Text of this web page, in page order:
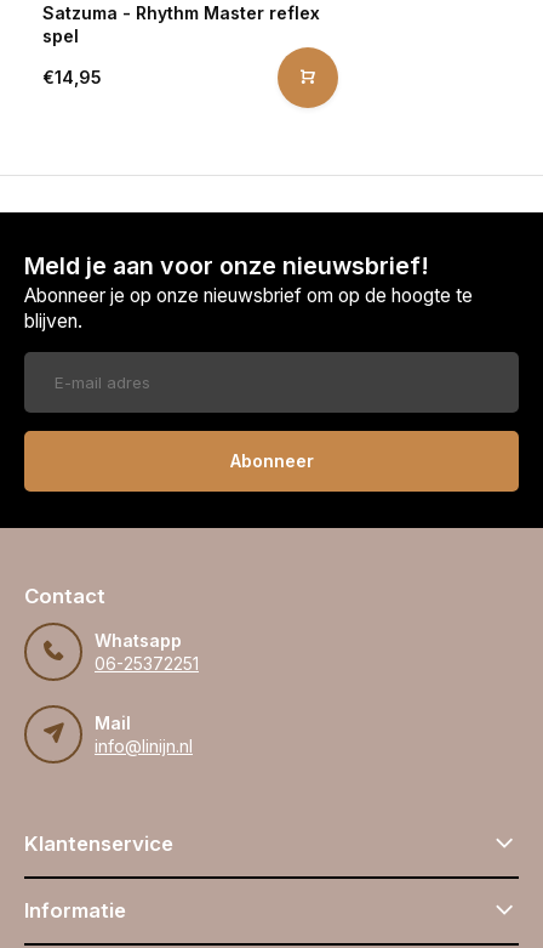
Satzuma - Rhythm Master reflex
spel
€14,95
Meld je aan voor onze nieuwsbrief!
Abonneer je op onze nieuwsbrief om op de hoogte te
blijven.
Abonneer
Contact
Whatsapp
06-25372251
Mail
info@linijn.nl
Klantenservice
Informatie